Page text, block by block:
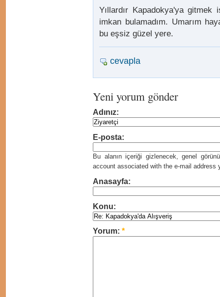
Yıllardır Kapadokya'ya
imkan bulamadım. Umarım
bu eşsiz güzel yere.
cevapla
Yeni yorum gönder
Adınız:
E-posta:
Bu alanın içeriği gizlenecek, genel
account associated with the e-mail
Anasayfa:
Konu:
Yorum: *